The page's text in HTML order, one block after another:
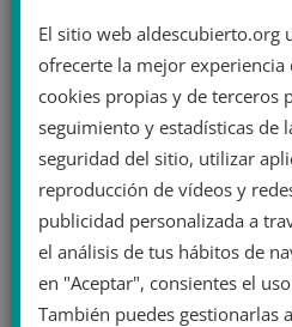
El sitio web aldescubierto.org
ofrecerte la mejor experiencia
cookies propias y de terceros
seguimiento y estadísticas de
seguridad del sitio, utilizar
reproducción de vídeos y
publicidad personalizada a
el análisis de tus hábitos de
en "Aceptar", consientes el
También puedes gestionarlas